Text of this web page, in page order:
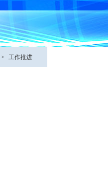
> 工作推进